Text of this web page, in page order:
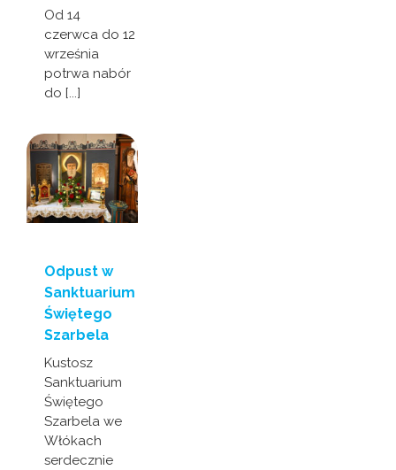
Od 14
czerwca do 12
września
potrwa nabór
do [...]
Odpust w
Sanktuarium
Świętego
Szarbela
Kustosz
Sanktuarium
Świętego
Szarbela we
Włókach
serdecznie